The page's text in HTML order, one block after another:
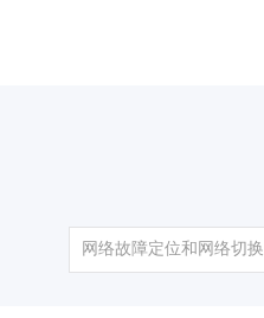
网络故障定位和网络切换